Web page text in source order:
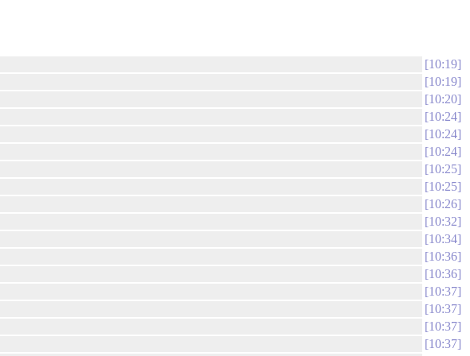
10:19
10:19
10:20
10:24
10:24
10:24
10:25
10:25
10:26
10:32
10:34
10:36
10:36
10:37
10:37
10:37
10:37